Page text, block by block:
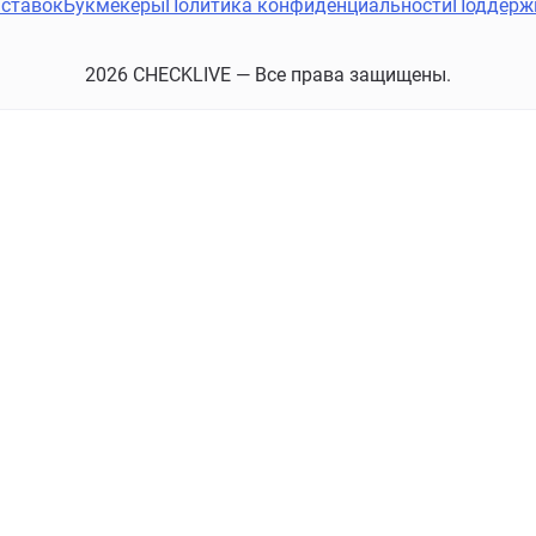
Букмекеры Политика конфиденциальности
2026 CHECKLIVE — Все права защищены.